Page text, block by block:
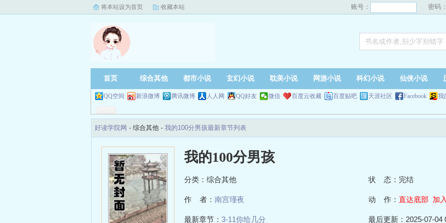
将本站设为首页 收藏本站 账号： 密码
首页 综合其他 都市小说 玄幻小说 耽美小说 网游小说 科幻小说 仙侠小说
QQ空间 新浪微博 腾讯微博 人人网 QQ好友 微信 百度云收藏 百度贴吧 天涯社区 Facebook 我
好读学院网 - 综合其他 - 我的100分男孩最新章节列表
我的100分男孩
分类：综合其他 状 态：完结
作 者： 南宫瑾夜 动 作： 直达底部 加
最新章节： 3-11你给几分 最后更新：2025-07-04